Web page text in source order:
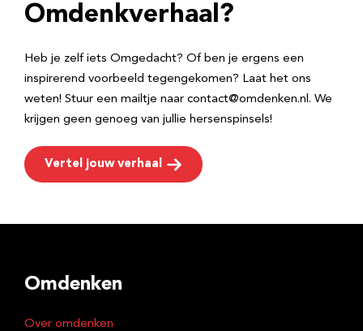
e
Omdenkverhaal?
Heb je zelf iets Omgedacht? Of ben je ergens een
inspirerend voorbeeld tegengekomen? Laat het ons
weten! Stuur een mailtje naar contact@omdenken.nl. We
krijgen geen genoeg van jullie hersenspinsels!
Vertel jouw verhaal
Omdenken
Over omdenken